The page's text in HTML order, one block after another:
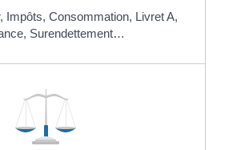
Impôts, Consommation, Livret A,
Surendettement…